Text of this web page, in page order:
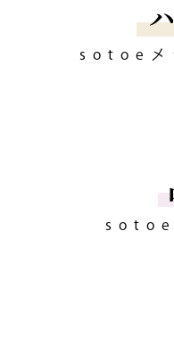
sotoeメ
sotoe